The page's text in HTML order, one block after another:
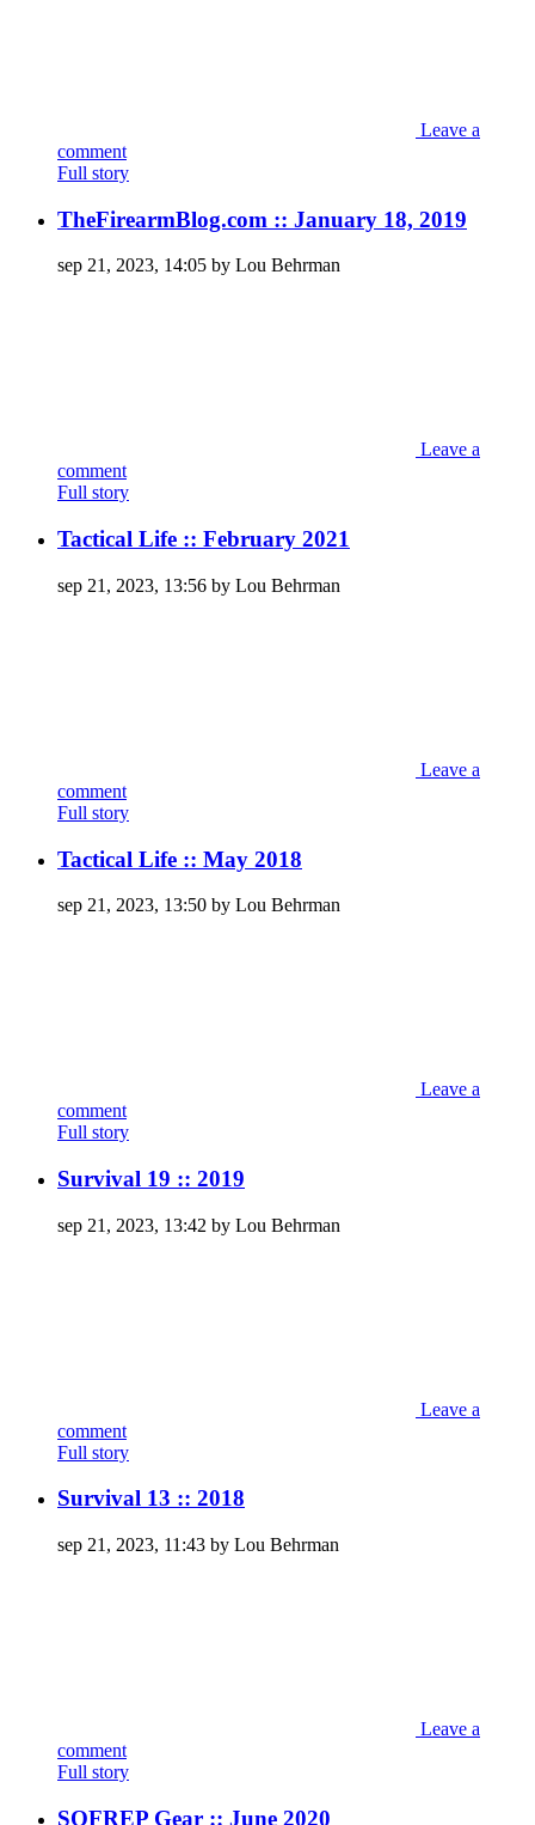
Leave a
comment
Full story
TheFirearmBlog.com :: January 18, 2019
sep 21, 2023, 14:05 by Lou Behrman
Leave a
comment
Full story
Tactical Life :: February 2021
sep 21, 2023, 13:56 by Lou Behrman
Leave a
comment
Full story
Tactical Life :: May 2018
sep 21, 2023, 13:50 by Lou Behrman
Leave a
comment
Full story
Survival 19 :: 2019
sep 21, 2023, 13:42 by Lou Behrman
Leave a
comment
Full story
Survival 13 :: 2018
sep 21, 2023, 11:43 by Lou Behrman
Leave a
comment
Full story
SOFREP Gear :: June 2020